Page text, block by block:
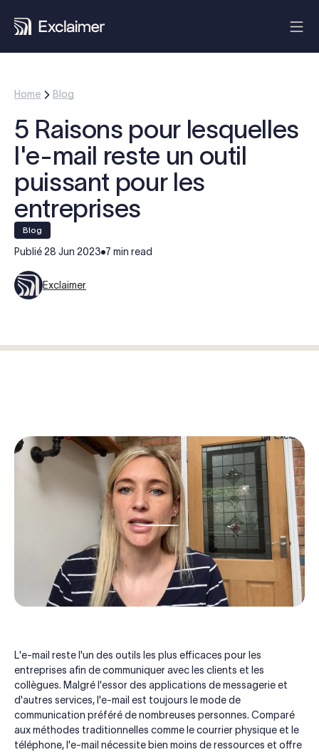
Home Blog
5 Raisons pour lesquelles
l'e-mail reste un outil
puissant pour les
entreprises
blog
Publié 28 Jun 2023 7 min read
Exclaimer
L'e-mail reste l'un des outils les plus efficaces pour les
entreprises afin de communiquer avec les clients et les
collègues. Malgré l'essor des applications de messagerie et
d'autres services, l'e-mail est toujours le mode de
communication préféré de nombreuses personnes. Comparé
aux méthodes traditionnelles comme le courrier physique et le
téléphone, l'e-mail nécessite bien moins de ressources et offre